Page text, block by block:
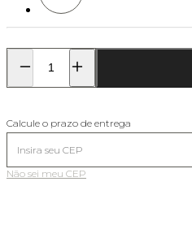
Calcule o prazo de entrega
Não sei meu CEP